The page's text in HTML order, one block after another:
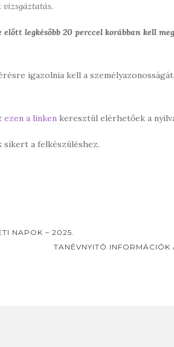
előtt legkésőbb 20 perccel korábban kell
igazolnia kell a
ezen a linken keresztül elérhetőek a
sikert a felkészüléshez.
NAPOK – 2025.
TANÉVNYITÓ